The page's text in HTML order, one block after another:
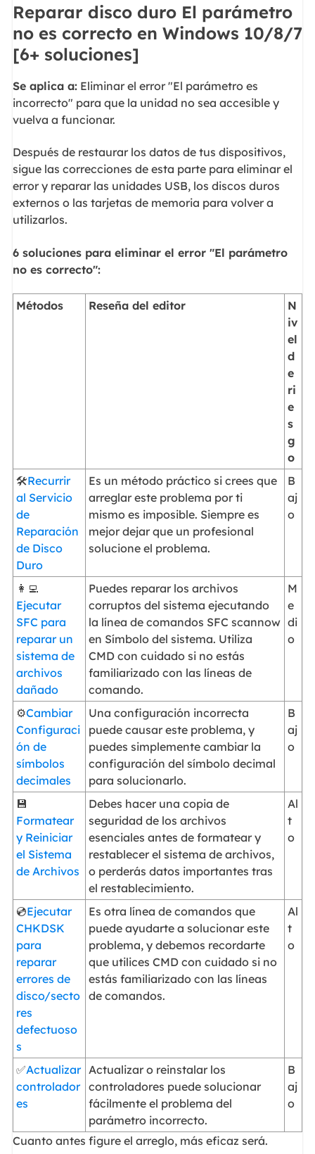
Reparar disco duro El parámetro
no es correcto en Windows 10/8/7
[6+ soluciones]
Se aplica a:Eliminar el error "El parámetro es
incorrecto" para que la unidad no sea accesible y
vuelva a funcionar.
Después de restaurar los datos de tus dispositivos,
sigue las correcciones de esta parte para eliminar el
error y reparar las unidades USB, los discos duros
externos o las tarjetas de memoria para volver a
utilizarlos.
6 soluciones para eliminar el error "El parámetro
no es correcto":
Métodos Reseña del editor
N
iv
el
d
e
ri
e
s
g
o
🛠️Recurrir
al Servicio
de
Reparación
de Disco
Duro
Es un método práctico si crees que
arreglar este problema por ti
mismo es imposible. Siempre es
mejor dejar que un profesional
solucione el problema.
B
aj
o
👩‍💻
Ejecutar
SFC para
reparar un
sistema de
archivos
dañado
Puedes reparar los archivos
corruptos del sistema ejecutando
la línea de comandos SFC scannow
en Símbolo del sistema. Utiliza
CMD con cuidado si no estás
familiarizado con las líneas de
comando.
M
e
di
o
⚙️Cambiar
Configuraci
ón de
símbolos
decimales
Una configuración incorrecta
puede causar este problema, y
puedes simplemente cambiar la
configuración del símbolo decimal
para solucionarlo.
B
aj
o
💾
Formatear
y Reiniciar
el Sistema
de Archivos
Debes hacer una copia de
seguridad de los archivos
esenciales antes de formatear y
restablecer el sistema de archivos,
o perderás datos importantes tras
el restablecimiento.
Al
t
o
💿Ejecutar
CHKDSK
para
reparar
errores de
disco/secto
res
defectuoso
s
Es otra línea de comandos que
puede ayudarte a solucionar este
problema, y debemos recordarte
que utilices CMD con cuidado si no
estás familiarizado con las líneas
de comandos.
Al
t
o
✅Actualizar
controlador
es
Actualizar o reinstalar los
controladores puede solucionar
fácilmente el problema del
parámetro incorrecto.
B
aj
o
Cuanto antes figure el arreglo, más eficaz será.